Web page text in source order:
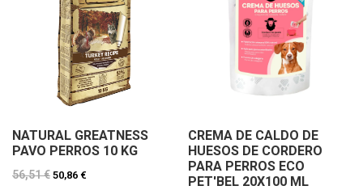
NATURAL GREATNESS
PAVO PERROS 10 KG
56,51 € 50,86 €
CREMA DE CALDO DE
HUESOS DE CORDERO
PARA PERROS ECO
PET'BEL 20X100 ML